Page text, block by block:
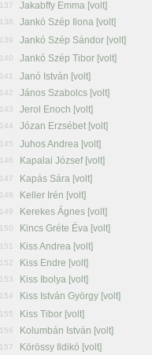
137 Jakabffy Emma [volt]
138 Jankó Szép Ilona [volt]
139 Jankó Szép Sándor [volt]
140 Jankó Szép Tibor [volt]
141 Janó István [volt]
142 János Szabolcs [volt]
143 Jerol Enoch [volt]
144 Józan Erzsébet [volt]
145 Juhos Andrea [volt]
146 Kapalai József [volt]
147 Kapás Sára [volt]
148 Keller Irén [volt]
149 Kerekes Ágnes [volt]
150 Kincs Gréte Éva [volt]
151 Kiss Andrea [volt]
152 Kiss Endre [volt]
153 Kiss Ibolya [volt]
154 Kiss István György [volt]
155 Kiss Tibor [volt]
156 Kolumbán István [volt]
157 Körössy Ildikó [volt]